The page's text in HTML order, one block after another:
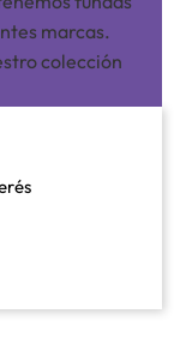
marcas.
colección